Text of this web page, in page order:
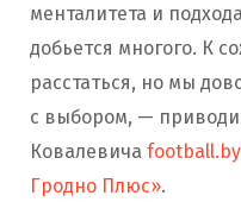
менталитета и
добьется многого. К
расстаться, но мы
с выбором, —
Ковалевича football.by
Гродно Плюс».